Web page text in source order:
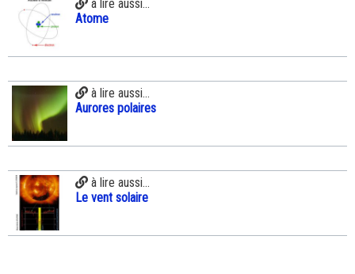
à lire aussi...
Atome
à lire aussi...
Aurores polaires
à lire aussi...
Le vent solaire